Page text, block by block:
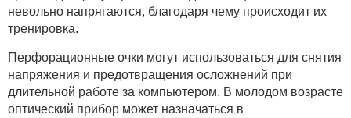
невольно напрягаются, благодаря чему происходит их
тренировка.
Перфорационные очки могут использоваться для снятия
напряжения и предотвращения осложнений при
длительной работе за компьютером. В молодом возрасте
оптический прибор может назначаться в